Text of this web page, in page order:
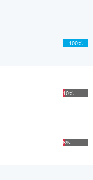
100%
10%
8%